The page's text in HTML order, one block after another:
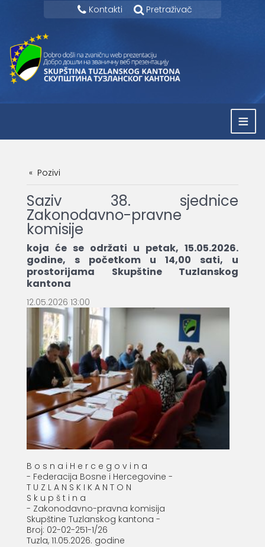
Kontakti Pretraživač
≡
Pozivi
Saziv 38. sjednice
Zakonodavno-pravne
komisije
koja će se održati u petak, 15.05.2026.
godine, s početkom u 14,00 sati, u
prostorijama Skupštine Tuzlanskog
kantona
12.05.2026 13:00
B o s n a i H e r c e g o v i n a
- Federacija Bosne i Hercegovine -
T U Z L A N S K I K A N T O N
S k u p š t i n a
- Zakonodavno-pravna komisija
Skupštine Tuzlanskog kantona -
Broj: 02-02-251-1/26
Tuzla, 11.05.2026. godine